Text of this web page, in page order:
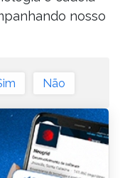
nosso
Não